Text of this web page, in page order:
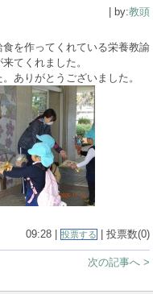
| by:教頭
を作ってくれている栄養教諭
てくれました。
ありがとうございました。
09:28 | 投票する | 投票数(0)
次の記事へ >